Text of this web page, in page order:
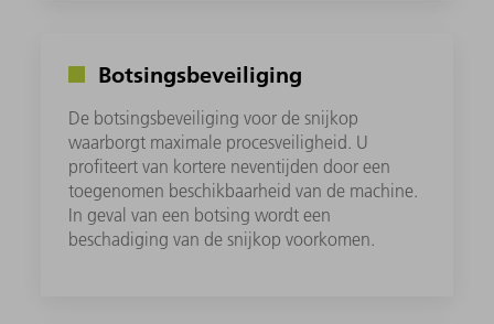
Botsingsbeveiliging
De botsingsbeveiliging voor de snijkop
waarborgt maximale procesveiligheid. U
profiteert van kortere neventijden door een
toegenomen beschikbaarheid van de machine.
In geval van een botsing wordt een
beschadiging van de snijkop voorkomen.